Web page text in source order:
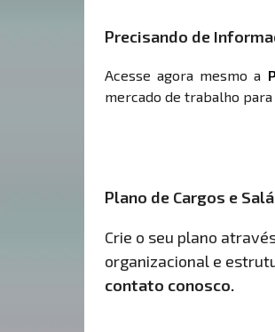
Precisando de
Acesse agora mesmo a
mercado de trabalho para
Plano de Cargos e
Crie o seu plano
organizacional e
contato conosco.